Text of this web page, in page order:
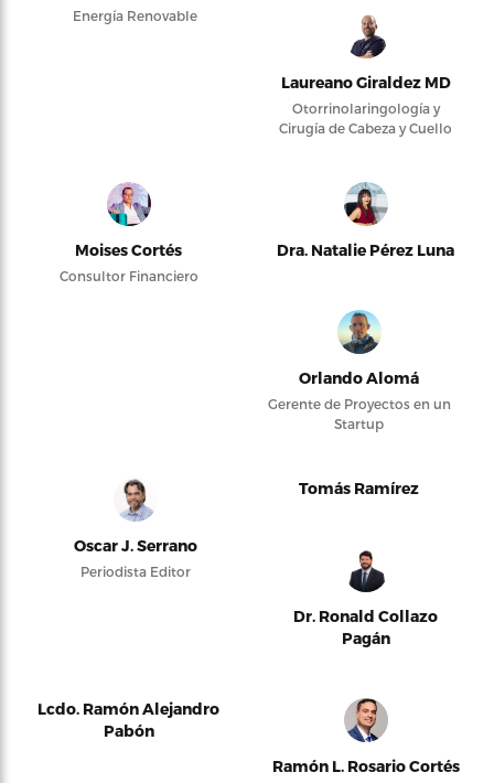
Energía Renovable
Laureano Giraldez MD
Otorrinolaringología y
Cirugía de Cabeza y Cuello
Moises Cortés
Consultor Financiero
Dra. Natalie Pérez Luna
Orlando Alomá
Gerente de Proyectos en un
Startup
Oscar J. Serrano
Periodista Editor
Tomás Ramírez
Dr. Ronald Collazo
Pagán
Lcdo. Ramón Alejandro
Pabón
Ramón L. Rosario Cortés